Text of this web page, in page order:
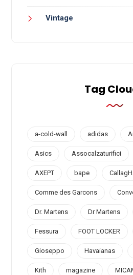
Vintage
Tag
a-cold-wall adidas
Asics Assocalzaturifici
AXEPT bape
Comme des Garcons
Dr. Martens Dr Martens
Fessura FOOT LOCKER
Gioseppo Havaianas
Kith magazine